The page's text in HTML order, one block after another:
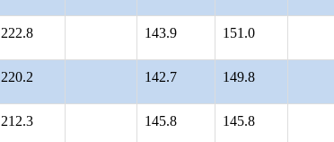
222.8 143.9 151.0
220.2 142.7 149.8
212.3 145.8 145.8